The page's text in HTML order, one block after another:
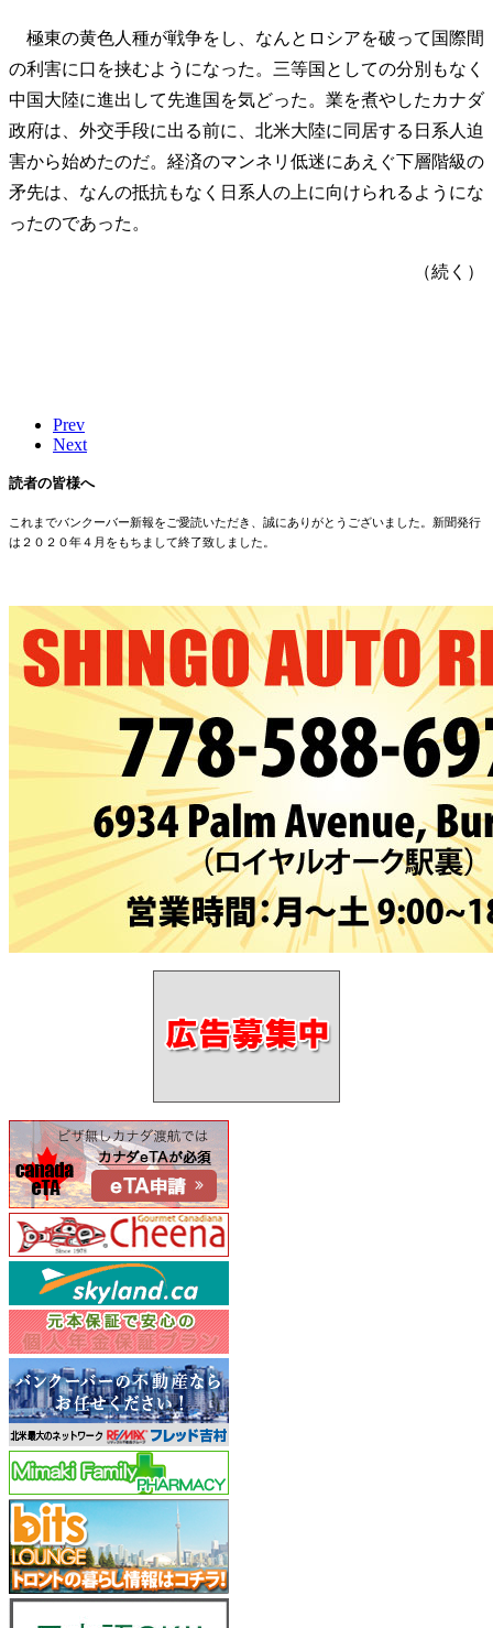
極東の黄色人種が戦争をし、なんとロシアを破って国際間
の利害に口を挟むようになった。三等国としての分別もなく
中国大陸に進出して先進国を気どった。業を煮やしたカナダ
政府は、外交手段に出る前に、北米大陸に同居する日系人迫
害から始めたのだ。経済のマンネリ低迷にあえぐ下層階級の
矛先は、なんの抵抗もなく日系人の上に向けられるようにな
ったのであった。
（続く）
Prev
Next
読者の皆様へ
これまでバンクーバー新報をご愛読いただき、誠にありがとうございました。新聞発行
は２０２０年４月をもちまして終了致しました。